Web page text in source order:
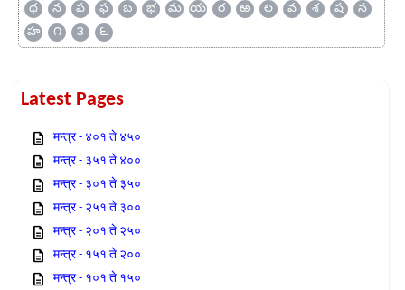
ధ
న ప ఫ బ భ మ య ర ఱ ల వ శ ష
స
హ
౧ ౩ ౬
Latest Pages
मन्त्र - ४०१ ते ४५०
मन्त्र - ३५१ ते ४००
मन्त्र - ३०१ ते ३५०
मन्त्र - २५१ ते ३००
मन्त्र - २०१ ते २५०
मन्त्र - १५१ ते २००
मन्त्र - १०१ ते १५०